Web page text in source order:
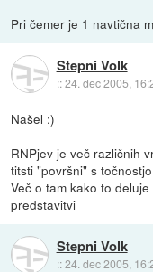
Pri čemer je 1 navtična
Stepni Volk
::24. dec 2005,
Našel :)
RNPjev je več različnih
titsti "površni" s
Več o tam kako to
predstavitvi
Stepni Volk
::24. dec 2005,